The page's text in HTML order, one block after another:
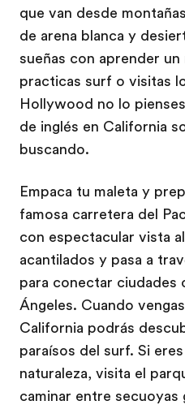
que van desde
de arena blanca y
sueñas con aprender
practicas surf o visitas
Hollywood no lo
de inglés en California
buscando.
Empaca tu maleta y
famosa carretera del
con espectacular vista
acantilados y pasa a
para conectar ciudades
Ángeles. Cuando
California podrás
paraísos del surf. Si
naturaleza, visita el
caminar entre